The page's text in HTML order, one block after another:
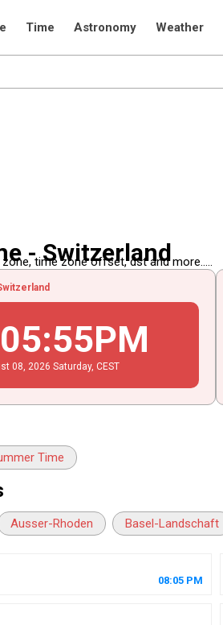
Time Astronomy Weather
- Switzerland
time zone offset, dst and more.....
05:55PM
08 , 2026 Saturday, CEST
Time
Ausser-Rhoden Basel-Landschaft
08:05PM